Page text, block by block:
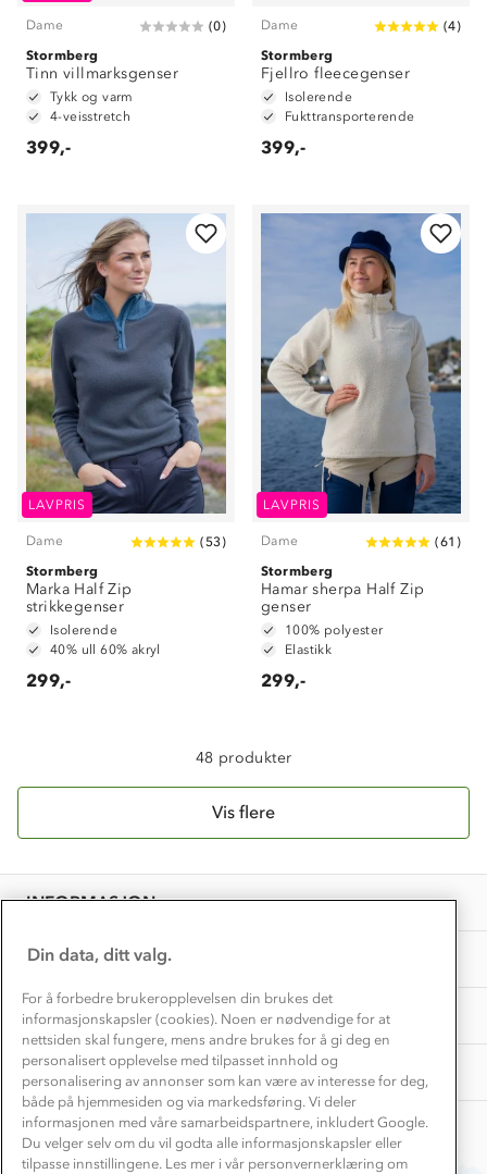
Dame (0)
Stormberg
Tinn villmarksgenser
Tykk og varm
4-veisstretch
399,-
Dame (4)
Stormberg
Fjellro fleecegenser
Isolerende
Fukttransporterende
399,-
LAVPRIS
Dame (53)
Stormberg
Marka Half Zip
strikkegenser
Isolerende
40% ull 60% akryl
299,-
LAVPRIS
Dame (61 )
Stormberg
Hamar sherpa Half Zip
genser
100% polyester
Elastikk
299,-
48 produkter
Vis flere
INFORMASJON
Kundeservice
Våre butikker
Bedrift, barnehage og SFO
Presse
OM OSS
Om Stormberg
Verdigrunnlag
Klima og miljø
Etisk handel
Dyreetikk
Samarbeide med oss?
TIPS OG RÅD
Trelagsprinsippet barn
Alt du trenger til Norgesferien
Dette trenger du til barnehagen
Store størrelser
Turmat oppskrifter
Beredskap
AKTIVITETER
Norgesferie 🇳🇴
Få turinspirasjon og tips her⛰
Overnatte utendørs⛺
Leirskole 🥾
Barnehageansatt
Tips til hyttetur
Din data, ditt valg.
For å forbedre brukeropplevelsen din brukes det
informasjonskapsler (cookies). Noen er nødvendige for at
nettsiden skal fungere, mens andre brukes for å gi deg en
personalisert opplevelse med tilpasset innhold og
personalisering av annonser som kan være av interesse for deg,
både på hjemmesiden og via markedsføring. Vi deler
informasjonen med våre samarbeidspartnere, inkludert Google.
Du velger selv om du vil godta alle informasjonskapsler eller
tilpasse innstillingene. Les mer i vår personvernerklæring om